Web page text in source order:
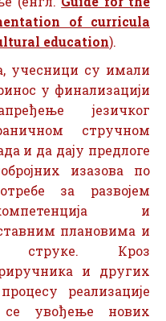
of curricula
education).
учесници су имали
у финализацији
језичког
стручном
и да дају предлоге
изазова по
за развојем
и
плановима и
струке. Кроз
и других
реализације
се увођење нових